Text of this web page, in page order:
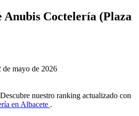
Anubis Coctelería (Plaza
de mayo de 2026
Descubre nuestro ranking actualizado con
en Albacete .